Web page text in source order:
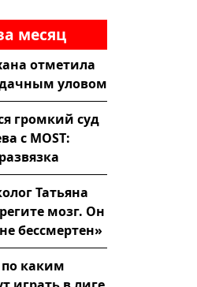
месяц
отметила
уловом
громкий суд
с MOST:
Татьяна
мозг. Он
бессмертен»
по каким